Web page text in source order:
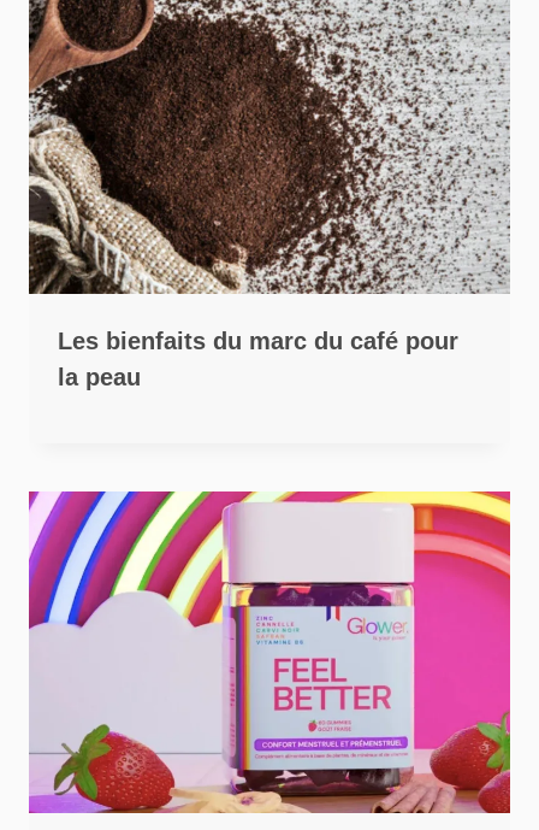
Les bienfaits du marc du café pour
la peau